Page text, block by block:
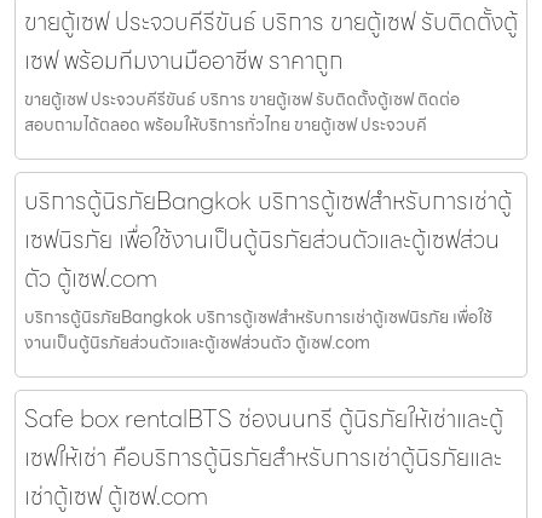
ขายตู้เซฟ ประจวบคีรีขันธ์ บริการ ขายตู้เซฟ รับติดตั้งตู้
เซฟ พร้อมทีมงานมืออาชีพ ราคาถูก
ขายตู้เซฟ ประจวบคีรีขันธ์ บริการ ขายตู้เซฟ รับติดตั้งตู้เซฟ ติดต่อ
สอบถามได้ตลอด พร้อมให้บริการทั่วไทย ขายตู้เซฟ ประจวบคี
บริการตู้นิรภัยBangkok บริการตู้เซฟสำหรับการเช่าตู้
เซฟนิรภัย เพื่อใช้งานเป็นตู้นิรภัยส่วนตัวและตู้เซฟส่วน
ตัว ตู้เซฟ.com
บริการตู้นิรภัยBangkok บริการตู้เซฟสำหรับการเช่าตู้เซฟนิรภัย เพื่อใช้
งานเป็นตู้นิรภัยส่วนตัวและตู้เซฟส่วนตัว ตู้เซฟ.com
Safe box rentalBTS ช่องนนทรี ตู้นิรภัยให้เช่าและตู้
เซฟให้เช่า คือบริการตู้นิรภัยสำหรับการเช่าตู้นิรภัยและ
เช่าตู้เซฟ ตู้เซฟ.com